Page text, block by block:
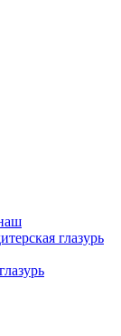
глазурь